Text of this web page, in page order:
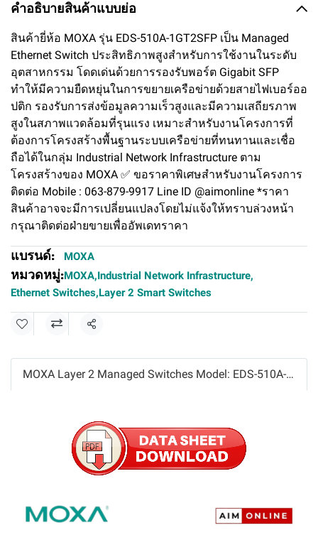
คำอธิบายสินค้าแบบย่อ
สินค้ายี่ห้อ MOXA รุ่น EDS-510A-1GT2SFP เป็น Managed
Ethernet Switch ประสิทธิภาพสูงสำหรับการใช้งานในระดับ
อุตสาหกรรม โดดเด่นด้วยการรองรับพอร์ต Gigabit SFP
ทำให้มีความยืดหยุ่นในการขยายเครือข่ายด้วยสายไฟเบอร์ออ
ปติก รองรับการส่งข้อมูลความเร็วสูงและมีความเสถียรภาพ
สูงในสภาพแวดล้อมที่รุนแรง เหมาะสำหรับงานโครงการที่
ต้องการโครงสร้างพื้นฐานระบบเครือข่ายที่ทนทานและเชื่อ
ถือได้ในกลุ่ม Industrial Network Infrastructure ตาม
โครงสร้างของ MOXA ✅ ขอราคาพิเศษสำหรับงานโครงการ
ติดต่อ Mobile : 063-879-9917 Line ID @aimonline *ราคา
สินค้าอาจจะมีการเปลี่ยนแปลงโดยไม่แจ้งให้ทราบล่วงหน้า
กรุณาติดต่อฝ่ายขายเพื่ออัพเดทราคา
แบรนด์: MOXA
หมวดหมู่:MOXA,Industrial Network Infrastructure,
Ethernet Switches,Layer 2 Smart Switches
แชร์
MOXA Layer 2 Managed Switches Model: EDS-510A-1GT2SFP